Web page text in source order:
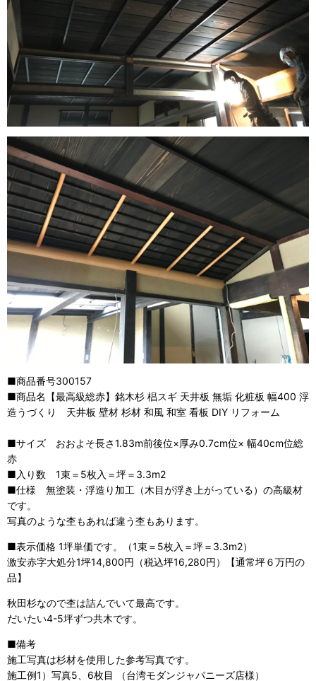
■商品番号300157
■商品名【最高級総赤】銘木杉 椙スギ 天井板 無垢 化粧板 幅400 浮
造うづくり 天井板 壁材 杉材 和風 和室 看板 DIY リフォーム
■サイズ おおよそ長さ1.83m前後位×厚み0.7cm位× 幅40cm位総
赤
■入り数 1束＝5枚入＝坪＝3.3m2
■仕様 無塗装・浮造り加工（木目が浮き上がっている）の高級材
です。
写真のような杢もあれば違う杢もあります。
■表示価格 1坪単価です。（1束＝5枚入＝坪＝3.3m2）
激安赤字大処分1坪14,800円（税込坪16,280円）【通常坪６万円の
品】
秋田杉なので杢は詰んでいて最高です。
だいたい4-5坪ずつ共木です。
■備考
施工写真は杉材を使用した参考写真です。
施工例1）写真5、6枚目 （台湾モダンジャパニーズ店様）